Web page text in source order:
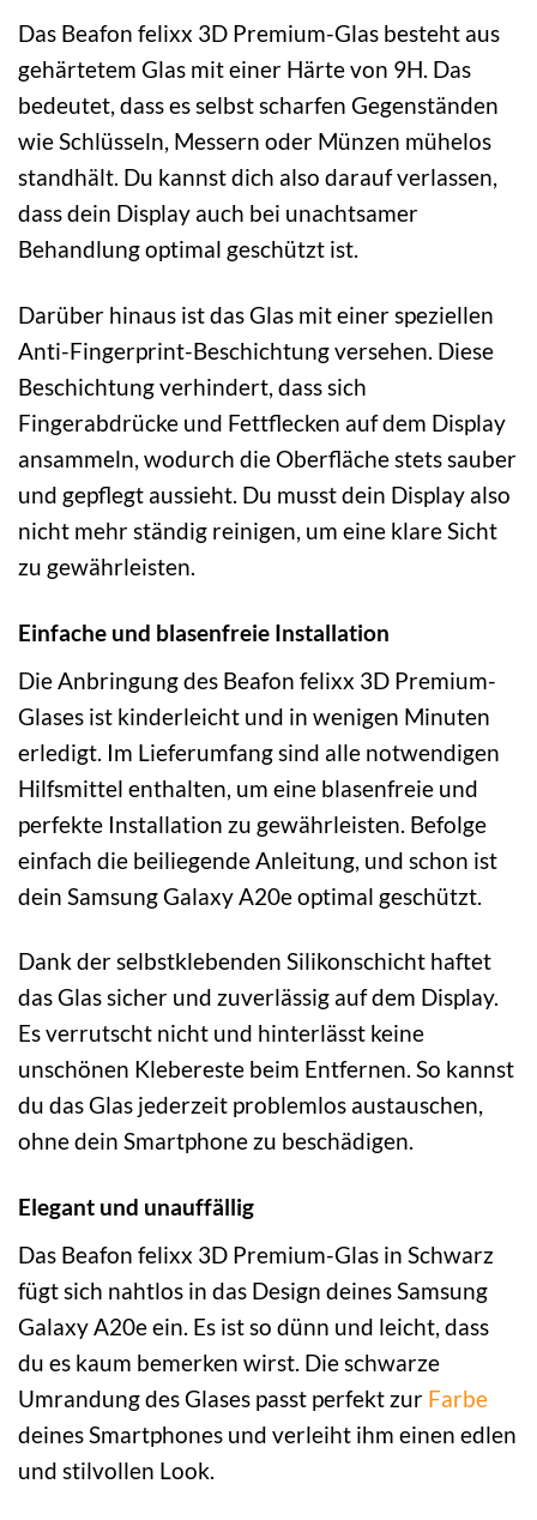
Das Beafon felixx 3D Premium-Glas besteht aus
gehärtetem Glas mit einer Härte von 9H. Das
bedeutet, dass es selbst scharfen Gegenständen
wie Schlüsseln, Messern oder Münzen mühelos
standhält. Du kannst dich also darauf verlassen,
dass dein Display auch bei unachtsamer
Behandlung optimal geschützt ist.
Darüber hinaus ist das Glas mit einer speziellen
Anti-Fingerprint-Beschichtung versehen. Diese
Beschichtung verhindert, dass sich
Fingerabdrücke und Fettflecken auf dem Display
ansammeln, wodurch die Oberfläche stets sauber
und gepflegt aussieht. Du musst dein Display also
nicht mehr ständig reinigen, um eine klare Sicht
zu gewährleisten.
Einfache und blasenfreie Installation
Die Anbringung des Beafon felixx 3D Premium-
Glases ist kinderleicht und in wenigen Minuten
erledigt. Im Lieferumfang sind alle notwendigen
Hilfsmittel enthalten, um eine blasenfreie und
perfekte Installation zu gewährleisten. Befolge
einfach die beiliegende Anleitung, und schon ist
dein Samsung Galaxy A20e optimal geschützt.
Dank der selbstklebenden Silikonschicht haftet
das Glas sicher und zuverlässig auf dem Display.
Es verrutscht nicht und hinterlässt keine
unschönen Klebereste beim Entfernen. So kannst
du das Glas jederzeit problemlos austauschen,
ohne dein Smartphone zu beschädigen.
Elegant und unauffällig
Das Beafon felixx 3D Premium-Glas in Schwarz
fügt sich nahtlos in das Design deines Samsung
Galaxy A20e ein. Es ist so dünn und leicht, dass
du es kaum bemerken wirst. Die schwarze
Umrandung des Glases passt perfekt zur Farbe
deines Smartphones und verleiht ihm einen edlen
und stilvollen Look.